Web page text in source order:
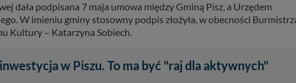
dała podpisana 7 maja umowa między Gminą Pisz, a Urzędem
W imieniu gminy stosowny podpis złożyła, w obecności
Kultury – Katarzyna Sobiech.
w Piszu. To ma być "raj dla aktywnych"